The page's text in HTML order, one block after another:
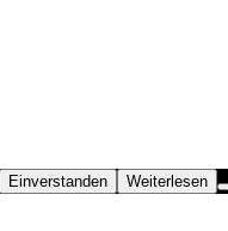
Einverstanden Weiterlesen